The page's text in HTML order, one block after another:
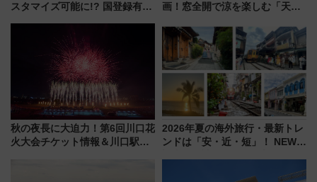
スタマイズ可能に!? 国登録有形
にオーダーメイド型の宿泊プラ
画！窓全開で涼を楽しむ「天然
発売
秋の夜長に大迫力！第6回川口花
火大会チケット情報＆川口駅か
2026年夏の海外旅行・最新トレ
ンドは「安・近・短」！ NEWT